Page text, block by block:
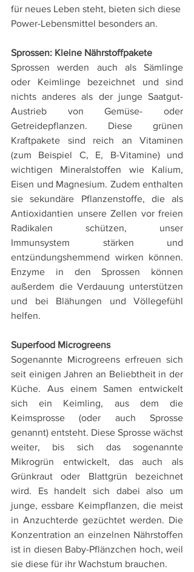
für neues Leben steht, bieten sich diese
Power-Lebensmittel besonders an.
Sprossen: Kleine Nährstoffpakete
Sprossen werden auch als Sämlinge
oder Keimlinge bezeichnet und sind
nichts anderes als der junge Saatgut-
Austrieb von Gemüse- oder
Getreidepflanzen. Diese grünen
Kraftpakete sind reich an Vitaminen
(zum Beispiel C, E, B-Vitamine) und
wichtigen Mineralstoffen wie Kalium,
Eisen und Magnesium. Zudem enthalten
sie sekundäre Pflanzenstoffe, die als
Antioxidantien unsere Zellen vor freien
Radikalen schützen, unser
Immunsystem stärken und
entzündungshemmend wirken können.
Enzyme in den Sprossen können
außerdem die Verdauung unterstützen
und bei Blähungen und Völlegefühl
helfen.
Superfood Microgreens
Sogenannte Microgreens erfreuen sich
seit einigen Jahren an Beliebtheit in der
Küche. Aus einem Samen entwickelt
sich ein Keimling, aus dem die
Keimsprosse (oder auch Sprosse
genannt) entsteht. Diese Sprosse wächst
weiter, bis sich das sogenannte
Mikrogrün entwickelt, das auch als
Grünkraut oder Blattgrün bezeichnet
wird. Es handelt sich dabei also um
junge, essbare Keimpflanzen, die meist
in Anzuchterde gezüchtet werden. Die
Konzentration an einzelnen Nährstoffen
ist in diesen Baby-Pflänzchen hoch, weil
sie diese für ihr Wachstum brauchen.